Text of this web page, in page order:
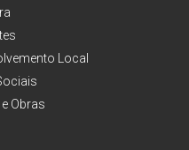
Local
Obras